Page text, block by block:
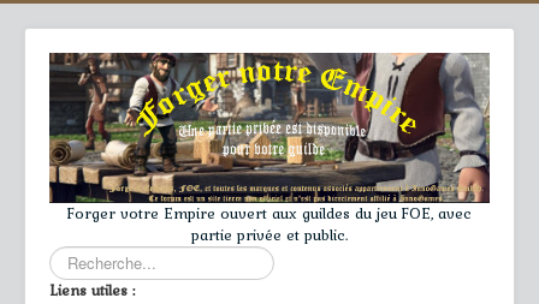
Forger votre Empire ouvert aux guildes du jeu FOE, avec
partie privée et public.
Rechercher
Liens utiles :